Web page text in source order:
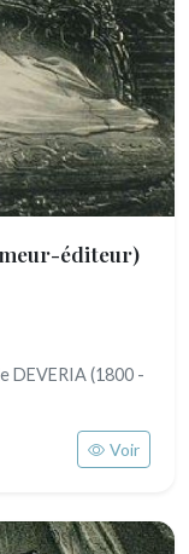
éditeur)
DEVERIA (1800 -
Voir